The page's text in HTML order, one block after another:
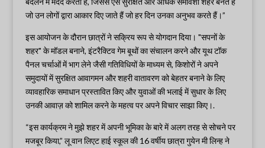
जो उन लोगों द्वारा आकार दिए जाते हैं जो हर दिन उनका अनुभव करते हैं।”
इस आयोजन के दौरान छात्रों ने सक्रिय रूप से योगदान दिया। "सपनों के
शहर" के मॉडल बनाने, इंटरैक्टिव गेम बूथों का संचालन करने और यूथ टॉक
पैनल चर्चाओं में भाग लेने जैसी गतिविधियों के माध्यम से, किशोरों ने अपने
समुदायों में सुरक्षित आवागमन और शहरी वातावरण को बेहतर बनाने के लिए
व्यावहारिक समाधान प्रस्तावित किए और युवाओं की भलाई में सुधार के लिए
उनकी आवाज़ को शामिल करने के महत्व पर अपने विचार साझा किए।.
“इस कार्यक्रम ने मुझे शहर में अपनी भूमिका के बारे में अलग तरह से सोचने पर
मजबूर किया,” लू वान लिएट हाई स्कूल की 16 वर्षीय छात्रा गुयेन मी लिन्ह ने